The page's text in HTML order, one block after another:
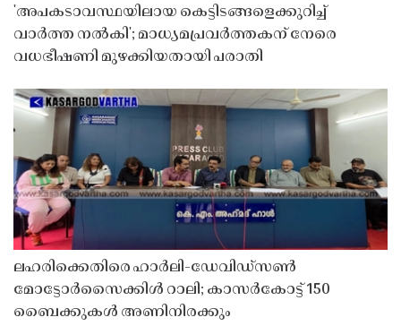
'അപകടാവസ്ഥയിലായ കെട്ടിടങ്ങളെക്കുറിച്ച്
വാർത്ത നൽകി'; മാധ്യമപ്രവർത്തകന് നേരെ
വധഭീഷണി മുഴക്കിയതായി പരാതി
ലഹരിക്കെതിരെ ഹാർലി-ഡേവിഡ്‌സൺ
മോട്ടോർസൈക്കിൾ റാലി; കാസർകോട്ട് 150
ബൈക്കുകൾ അണിനിരക്കും